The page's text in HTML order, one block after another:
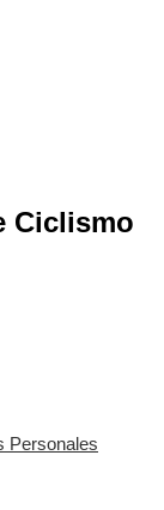
Ciclismo
Personales